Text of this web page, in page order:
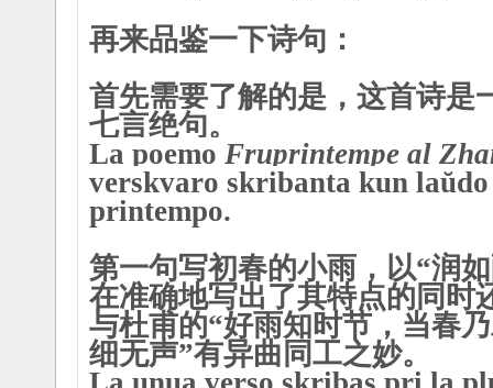
再来品鉴一下诗句：
首先需要了解的是，这首诗是
七言绝句。
La poemo Fruprintempe al
verskvaro skribanta kun
printempo.
第一句写初春的小雨，以“润
在准确地写出了其特点的同时
与杜甫的“好雨知时节，当春
细无声”有异曲同工之妙。